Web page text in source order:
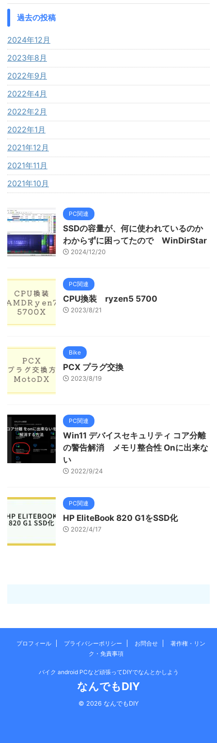
過去の投稿
2024年12月
2023年8月
2022年9月
2022年4月
2022年2月
2022年1月
2021年12月
2021年11月
2021年10月
PC関連
SSDの容量が、何に使われているのか
わからずに困ってたので WinDirStar
2024/12/20
PC関連
CPU換装 ryzen5 5700
2023/8/21
Bike
PCX プラグ交換
2023/8/19
PC関連
Win11 デバイスセキュリティ コア分離
の警告解消 メモリ整合性 Onに出来な
い
2022/9/24
PC関連
HP EliteBook 820 G1をSSD化
2022/4/17
プロフィール プライバシーポリシー お問合せ
著作権・リン
ク・免責事項
バイク android PCなど頑張ってDIYでなんとかしよう
なんでもDIY
© 2026 なんでもDIY